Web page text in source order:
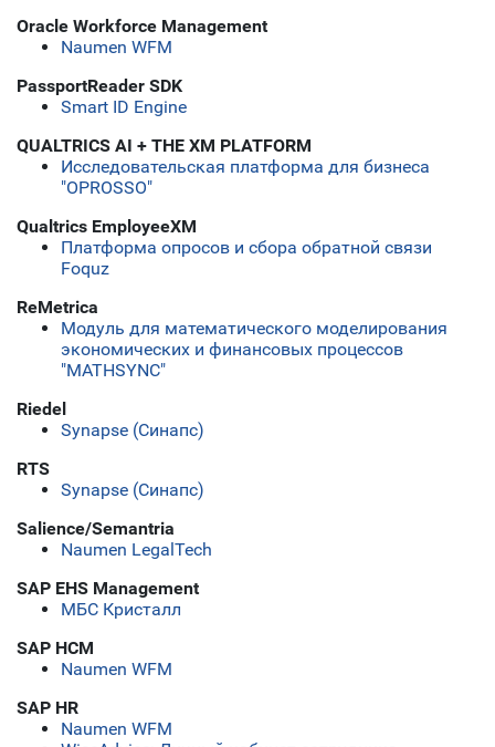
Oracle Workforce Management
Naumen WFM
PassportReader SDK
Smart ID Engine
QUALTRICS AI + THE XM PLATFORM
Исследовательская платформа для бизнеса
"OPROSSO"
Qualtrics EmployeeXM
Платформа опросов и сбора обратной связи
Foquz
ReMetrica
Модуль для математического моделирования
экономических и финансовых процессов
"MATHSYNC"
Riedel
Synapse (Синапс)
RTS
Synapse (Синапс)
Salience/Semantria
Naumen LegalTech
SAP EHS Management
МБС Кристалл
SAP HCM
Naumen WFM
SAP HR
Naumen WFM